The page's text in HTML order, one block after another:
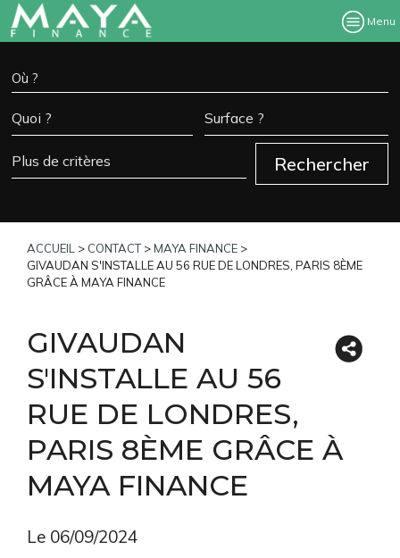
Menu
ACCUEIL > CONTACT>MAYA FINANCE >
GIVAUDAN S'INSTALLE AU 56 RUE DE LONDRES, PARIS 8ÈME
GRÂCE À MAYA FINANCE
GIVAUDAN
S'INSTALLE AU 56
RUE DE LONDRES,
PARIS 8ÈME GRÂCE À
MAYA FINANCE
Le 06/09/2024